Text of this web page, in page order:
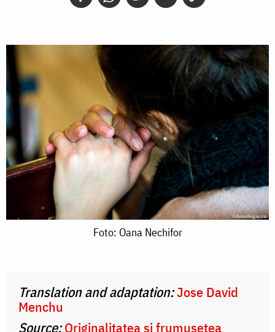
Foto: Oana Nechifor
Translation and adaptation:Jose David
Menchu
Source:Originalitatea și frumusețea